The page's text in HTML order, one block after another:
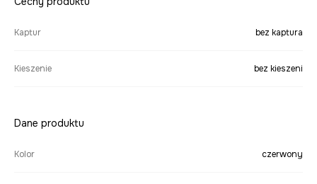
Kaptur bez kaptura
Kieszenie bez kieszeni
Dane produktu
Kolor czerwony